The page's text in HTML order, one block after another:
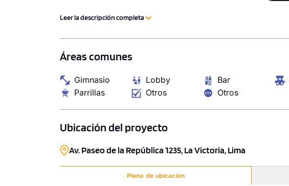
116.84 m²
Piso 26
COTIZAR AHORA
programa MiVivienda Verde – Grado 3, que
energético. Además, ofrecemos facilidades de
solo S/. 1,000 Firma tu contrato con S/. 5,000
intereses
Leer la descripción completa
Áreas comunes
Gimnasio Lobby Bar
Parrillas
Otros Otros
Ubicación del proyecto
Av. Paseo de la República 1235, La Victoria, Lima
Plano de ubicación